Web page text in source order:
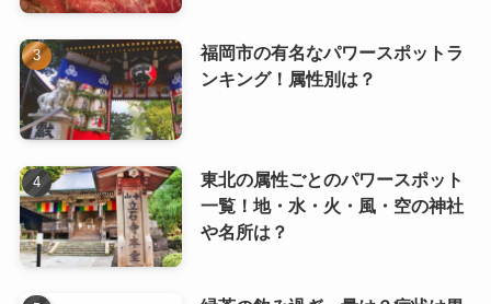
福岡市の有名なパワースポットラ
ンキング！属性別は？
東北の属性ごとのパワースポット
一覧！地・水・火・風・空の神社
や名所は？